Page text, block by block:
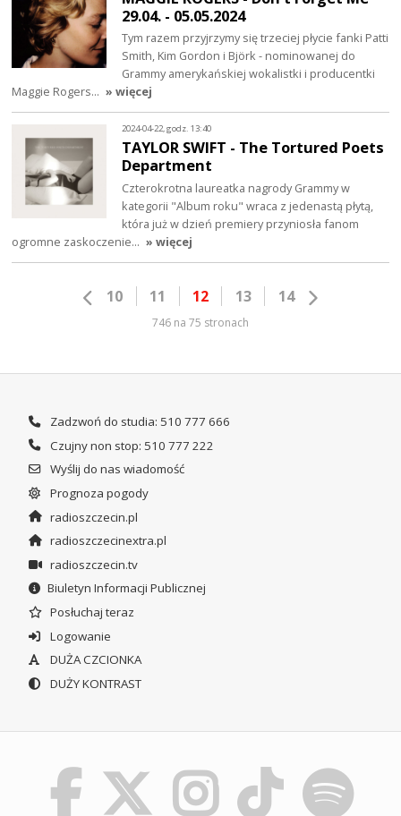
29.04. - 05.05.2024
Tym razem przyjrzymy się trzeciej płycie fanki Patti
Smith, Kim Gordon i Björk - nominowanej do
Grammy amerykańskiej wokalistki i producentki
Maggie Rogers… » więcej
2024-04-22, godz. 13:40
TAYLOR SWIFT - The Tortured Poets
Department
Czterokrotna laureatka nagrody Grammy w
kategorii "Album roku" wraca z jedenastą płytą,
która już w dzień premiery przyniosła fanom
ogromne zaskoczenie… » więcej
10 11 12 13 14
746 na 75 stronach
Zadzwoń do studia: 510 777 666
Czujny non stop: 510 777 222
Wyślij do nas wiadomość
Prognoza pogody
radioszczecin.pl
radioszczecinextra.pl
radioszczecin.tv
Biuletyn Informacji Publicznej
Posłuchaj teraz
Logowanie
DUŻA CZCIONKA
DUŻY KONTRAST